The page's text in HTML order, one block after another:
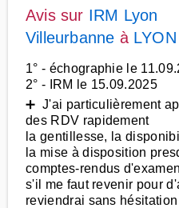
Avis sur IRM Lyon
Villeurbanne à LYON
1° - échographie le
2° - IRM le 15.09.2025
➕ J'ai particulièrement
des RDV rapidement
la gentillesse, la
la mise à disposition
comptes-rendus
s'il me faut revenir pour
reviendrai sans hésitation